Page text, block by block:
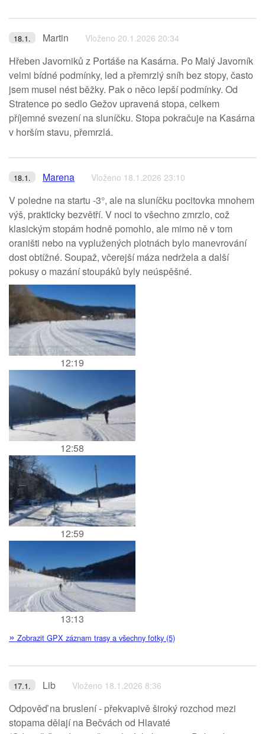
18.1. Martin Vloženo 20.1.2026 20:34
Hřeben Javorniků z Portáše na Kasárna. Po Malý Javorník
velmi bídné podmínky, led a přemrzlý sníh bez stopy, často
jsem musel nést běžky. Pak o něco lepší podmínky. Od
Stratence po sedlo Gežov upravená stopa, celkem
příjemné svezení na sluníčku. Stopa pokračuje na Kasárna
v horším stavu, přemrzlá.
18.1. Marena Vloženo 18.1.2026 23:10
V poledne na startu -3°, ale na sluníčku pocitovka mnohem
výš, prakticky bezvětří. V noci to všechno zmrzlo, což
klasickým stopám hodně pomohlo, ale mimo ně v tom
oraništi nebo na vyplužených plotnách bylo manevrování
dost obtížné. Soupaž, včerejší máza nedržela a další
pokusy o mazání stoupáků byly neúspěšné.
12:19
12:58
12:59
13:13
» Zobrazit GPX záznam trasy a všechny fotky (5)
17.1. Lib Vloženo 18.1.2026 8:36
Odpověď na bruslení - překvapivě široký rozchod mezi
stopama dělají na Bečvách od Hlavaté